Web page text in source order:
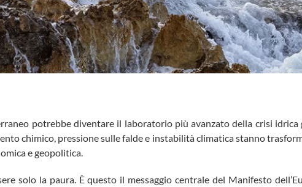
potrebbe diventare il laboratorio più avanzato della crisi idrica
chimico, pressione sulle falde e instabilità climatica stanno
e geopolitica.
solo la paura. È questo il messaggio centrale del Manifesto